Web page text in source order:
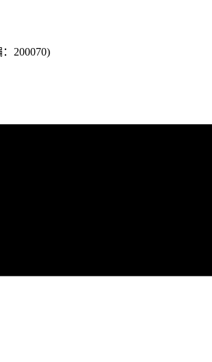
200070)